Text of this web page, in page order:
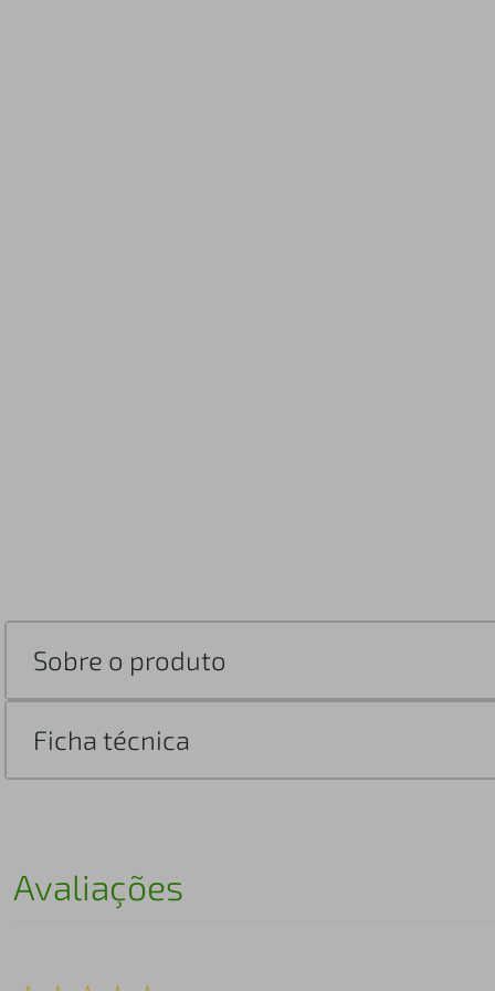
Sobre o produto
Ficha técnica
Avaliações